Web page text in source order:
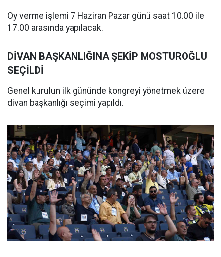
Oy verme işlemi 7 Haziran Pazar günü saat 10.00 ile
17.00 arasında yapılacak.
DİVAN BAŞKANLIĞINA ŞEKİP MOSTUROĞLU
SEÇİLDİ
Genel kurulun ilk gününde kongreyi yönetmek üzere
divan başkanlığı seçimi yapıldı.